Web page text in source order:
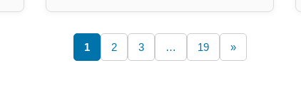
1 2 3 … 19 »